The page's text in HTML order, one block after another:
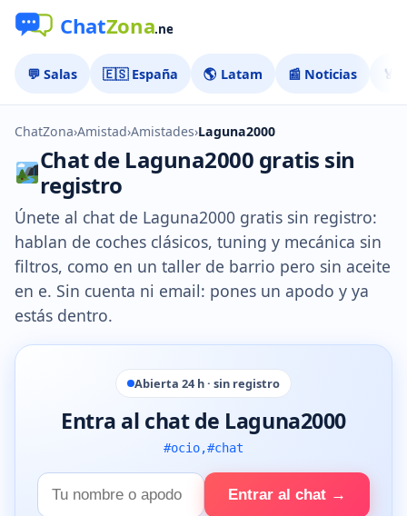
💬 Salas 🇪🇸 España 🌎 Latam 📰 Noticias 🏅
ChatZona›Amistad›Amistades›Laguna2000
Chat de Laguna2000 gratis sin
registro
Únete al chat de Laguna2000 gratis sin registro:
hablan de coches clásicos, tuning y mecánica sin
filtros, como en un taller de barrio pero sin aceite
en e. Sin cuenta ni email: pones un apodo y ya
estás dentro.
Abierta 24 h · sin registro
Entra al chat de Laguna2000
#ocio,#chat
Tu
nombre
Entrar al chat →